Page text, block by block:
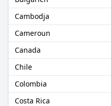
Cambodja
Cameroun
Canada
Chile
Colombia
Costa Rica